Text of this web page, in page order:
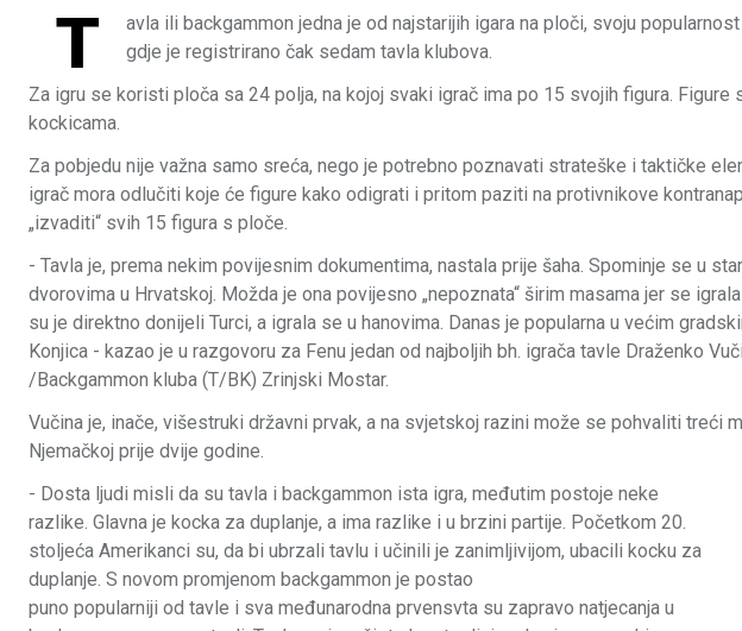
T
avla ili backgammon jedna je od najstarijih igara na ploči, svoju
gdje je registrirano čak sedam tavla klubova.
Za igru se koristi ploča sa 24 polja, na kojoj svaki igrač ima po 15 svojih figura.
kockicama.
Za pobjedu nije važna samo sreća, nego je potrebno poznavati strateške i taktičke
igrač mora odlučiti koje će figure kako odigrati i pritom paziti na protivnikove
„izvaditi“ svih 15 figura s ploče.
- Tavla je, prema nekim povijesnim dokumentima, nastala prije šaha. Spominje se u
dvorovima u Hrvatskoj. Možda je ona povijesno „nepoznata“ širim masama jer se
su je direktno donijeli Turci, a igrala se u hanovima. Danas je popularna u većim
Konjica - kazao je u razgovoru za Fenu jedan od najboljih bh. igrača tavle Draženko
/Backgammon kluba (T/BK) Zrinjski Mostar.
Vučina je, inače, višestruki državni prvak, a na svjetskoj razini može se pohvaliti treći
Njemačkoj prije dvije godine.
- Dosta ljudi misli da su tavla i backgammon ista igra, međutim postoje neke
razlike. Glavna je kocka za duplanje, a ima razlike i u brzini partije. Početkom 20.
stoljeća Amerikanci su, da bi ubrzali tavlu i učinili je zanimljivijom, ubacili kocku za
duplanje. S novom promjenom backgammon je postao
puno popularniji od tavle i sva međunarodna prvensvta su zapravo natjecanja u